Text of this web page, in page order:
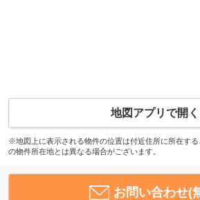
地図アプリで開く
※地図上に表示される物件の位置は付近住所に所在す
の物件所在地とは異なる場合がございます。
お問い合わせ(